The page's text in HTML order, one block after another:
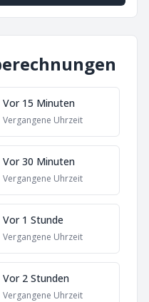
Vor 15 Minuten
Vergangene Uhrzeit
Vor 30 Minuten
Vergangene Uhrzeit
Vor 1 Stunde
Vergangene Uhrzeit
Vor 2 Stunden
Vergangene Uhrzeit